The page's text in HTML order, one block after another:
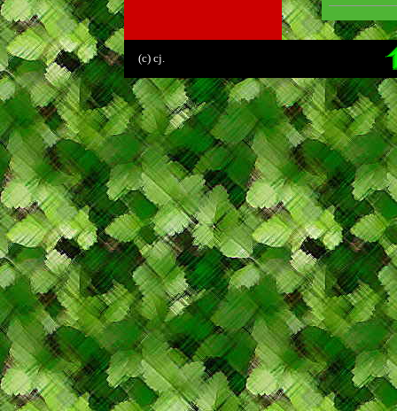
.
(c) cj.